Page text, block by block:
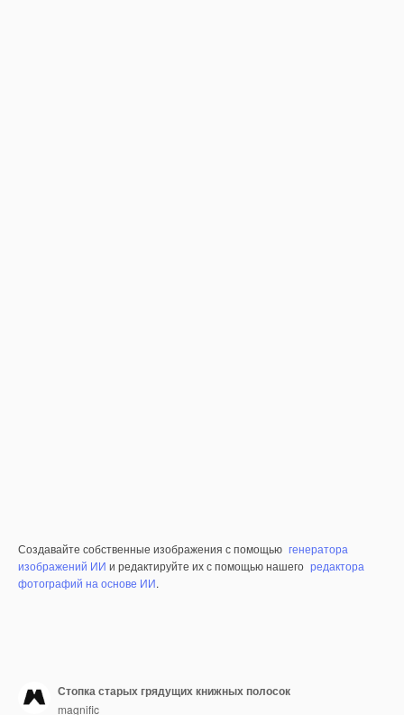
Создавайте собственные изображения с помощью генератора
изображений ИИ и редактируйте их с помощью нашего редактора
фотографий на основе ИИ.
Стопка старых грядущих книжных полосок
magnific